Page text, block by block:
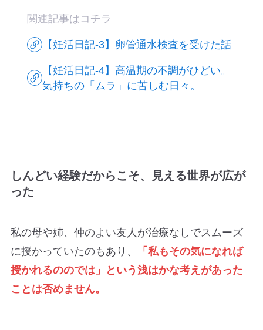
関連記事はコチラ
【妊活日記-3】卵管通水検査を受けた話
【妊活日記-4】高温期の不調がひどい。
気持ちの「ムラ」に苦しむ日々。
しんどい経験だからこそ、見える世界が広が
った
私の母や姉、仲のよい友人が治療なしでスムーズ
に授かっていたのもあり、
「私もその気になれば
授かれるののでは」という浅はかな考えがあった
ことは否めません。